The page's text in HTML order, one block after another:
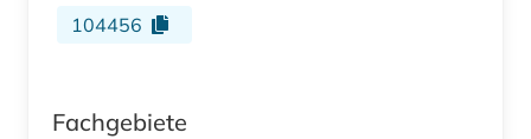
104456
Fachgebiete